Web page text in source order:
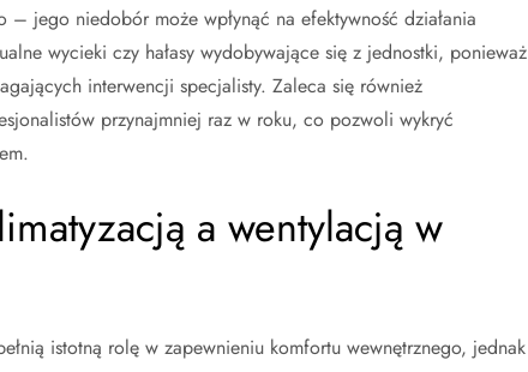
jego niedobór może wpłynąć na efektywność działania
wycieki czy hałasy wydobywające się z jednostki, ponieważ
interwencji specjalisty. Zaleca się również
przynajmniej raz w roku, co pozwoli wykryć
a wentylacją w
istotną rolę w zapewnieniu komfortu wewnętrznego, jednak